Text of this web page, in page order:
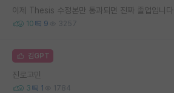
이제 Thesis 수정본만 통과되면 진짜 졸업입니다..
10 9 3257
김GPT
진로고민
3 1 1784